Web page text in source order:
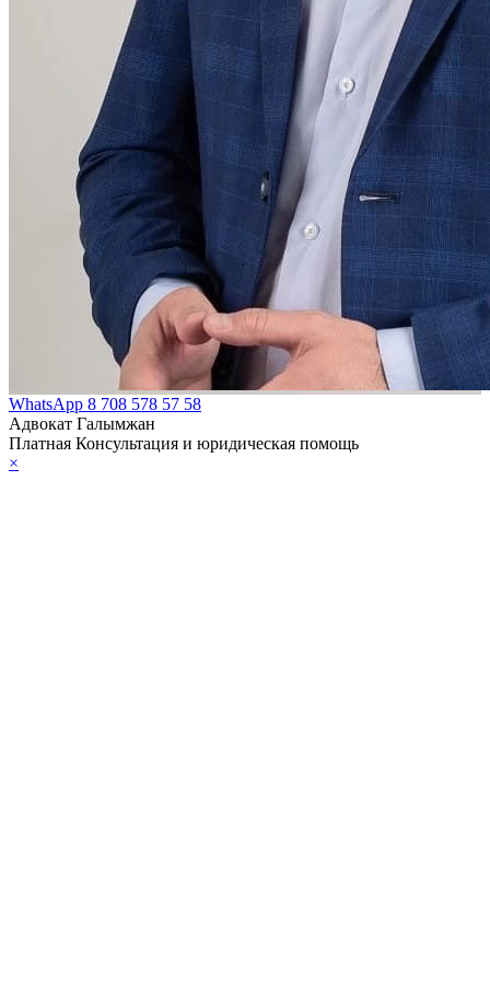
WhatsApp 8 708 578 57 58
Адвокат Галымжан
Платная Консультация и юридическая помощь
×